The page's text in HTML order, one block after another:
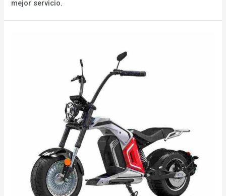
mejor servicio.